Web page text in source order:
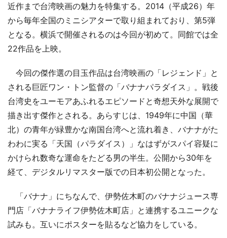
近作まで台湾映画の魅力を特集する。2014（平成26）年
から毎年全国のミニシアターで取り組まれており、第5弾
となる。横浜で開催されるのは今回が初めて。同館では全
22作品を上映。
今回の傑作選の目玉作品は台湾映画の「レジェンド」と
される巨匠ワン・トン監督の「バナナパラダイス」。戦後
台湾史をユーモアあふれるエピソードと奇想天外な展開で
描き出す傑作とされる。あらすじは、1949年に中国（華
北）の青年が緑豊かな南国台湾へと流れ着き、バナナがた
わわに実る「天国（パラダイス）」なはずがスパイ容疑に
かけられ数奇な運命をたどる男の半生。公開から30年を
経て、デジタルリマスター版での日本初公開となった。
「バナナ」にちなんで、伊勢佐木町のバナナジュース専
門店「バナナライフ伊勢佐木町店」と連携するユニークな
試みも。互いにポスターを貼るなど協力をしている。